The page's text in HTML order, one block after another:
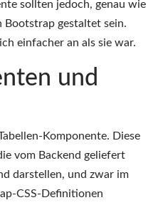
sollten jedoch, genau wie
Bootstrap gestaltet sein.
einfacher an als sie war.
und
Komponente. Diese
vom Backend geliefert
darstellen, und zwar im
CSS-Definitionen